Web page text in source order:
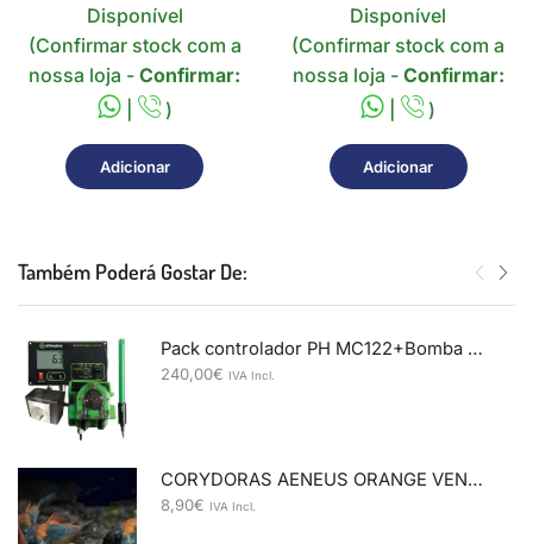
Disponível
(Confirmar stock com a
nossa loja -Confirmar:
|
)
Adicionar
Disponível
(Confirmar stock com a
nossa loja - Confirmar:
|
)
Adicionar
Também Poderá Gostar De:
Pack controlador PH MC122+Bomba dosificadora MP810
240,00€ IVA Incl.
CORYDORAS AENEUS ORANGE VENEZUELA 2,5-3
8,90€ IVA Incl.